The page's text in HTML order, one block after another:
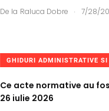
De la Raluca Dobre . 7/28/
GHIDURI ADMINISTRATIVE SI
Ce acte normative au
26 iulie 2026